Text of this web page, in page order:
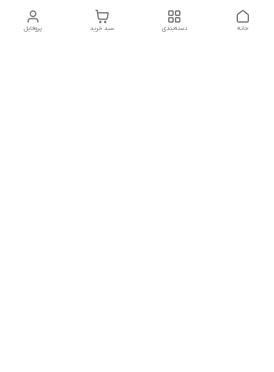
پروفایل سبد خرید دسته‌بندی خانه